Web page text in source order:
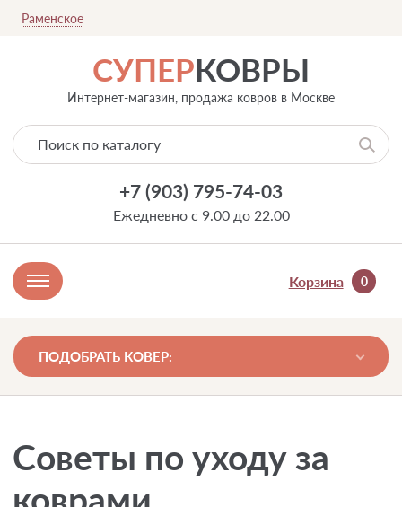
Раменское
СУПЕРКОВРЫ
Интернет-магазин, продажа ковров в Москве
+7 (903) 795-74-03
Ежедневно с 9.00 до 22.00
Корзина 0
ПОДОБРАТЬ КОВЕР:
Советы по уходу за
коврами